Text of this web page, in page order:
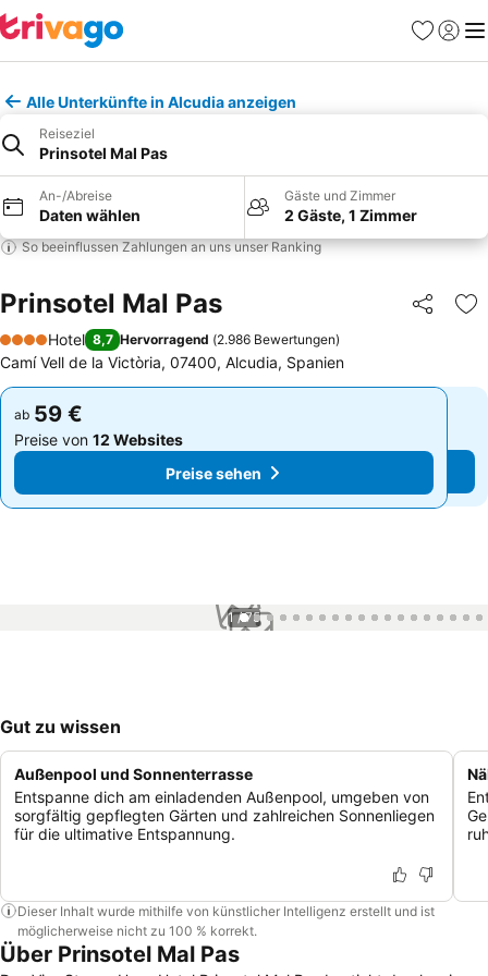
Favoriten
Alle Unterkünfte in Alcudia anzeigen
Reiseziel
Prinsotel Mal Pas
An-/Abreise
Daten wählen
Gäste und Zimmer
2 Gäste, 1 Zimmer
So beeinflussen Zahlungen an uns unser Ranking
Prinsotel Mal Pas Teilen
4 Sterne
Hotel 8,7 Hervorragend (2.986 Bewertungen)
Camí Vell de la Victòria, 07400, Alcudia, Spanien
ab 59 €
Preise von 12 Websites
Preise sehen
ab 59 €
Preise von 12 Websites
Preise sehen
1 / 75
Gut zu wissen
Außenpool und Sonnenterrasse
Entspanne dich am einladenden Außenpool, umgeben von
sorgfältig gepflegten Gärten und zahlreichen Sonnenliegen
für die ultimative Entspannung.
Dieser Inhalt wurde mithilfe von künstlicher Intelligenz erstellt und ist
möglicherweise nicht zu 100 % korrekt.
Über Prinsotel Mal Pas